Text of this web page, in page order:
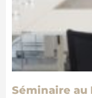
Séminaire au